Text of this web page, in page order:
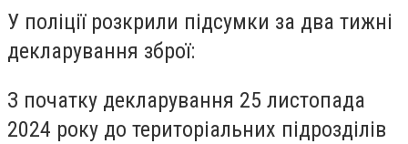
У поліції розкрили підсумки за два тижні
декларування зброї:
З початку декларування 25 листопада
2024 року до територіальних підрозділів